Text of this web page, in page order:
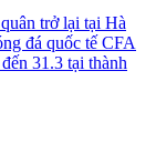
trở lại tại Hà
đá quốc tế CFA
31.3 tại thành